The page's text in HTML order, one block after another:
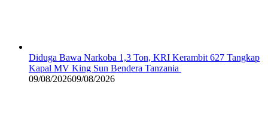
Diduga Bawa Narkoba 1,3 Ton, KRI Kerambit 627 Tangkap
Kapal MV King Sun Bendera Tanzania
09/08/202609/08/2026